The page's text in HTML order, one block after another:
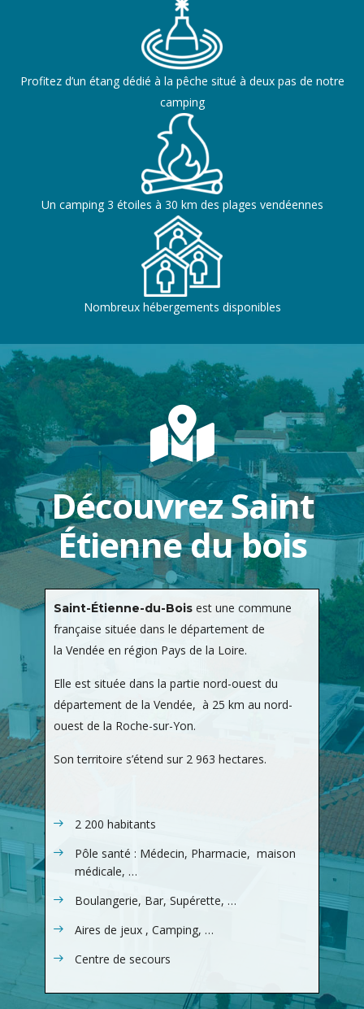
Profitez d’un étang dédié à la pêche situé à deux pas de notre
camping
Un camping 3 étoiles à 30 km des plages vendéennes
Nombreux hébergements disponibles
Découvrez Saint
Étienne du bois
Saint-Étienne-du-Bois est une commune
française située dans le département de
la Vendée en région Pays de la Loire.
Elle est située dans la partie nord-ouest du
département de la Vendée, à 25 km au nord-
ouest de la Roche-sur-Yon.
Son territoire s’étend sur 2 963 hectares.
2 200 habitants
Pôle santé : Médecin, Pharmacie, maison
médicale, …
Boulangerie, Bar, Supérette, …
Aires de jeux , Camping, …
Centre de secours